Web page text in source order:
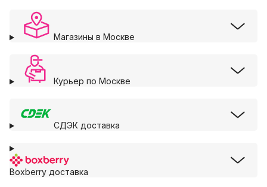
Магазины в Москве
Курьер по Москве
СДЭК доставка
Boxberry доставка